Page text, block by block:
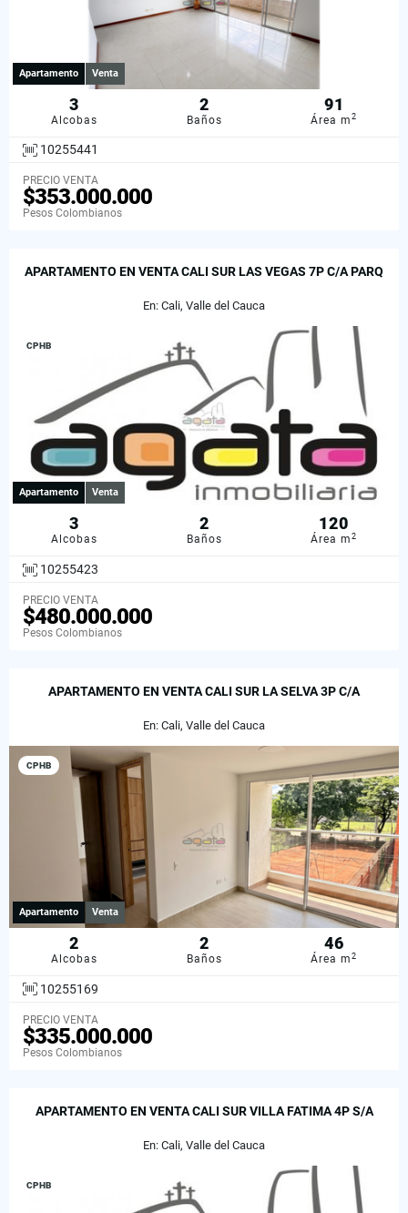
Apartamento Venta
3
Alcobas
2
Baños
91
Área m2
10255441
PRECIO VENTA
$353.000.000
Pesos Colombianos
APARTAMENTO EN VENTA CALI SUR LAS VEGAS 7P C/A PARQ
En: Cali, Valle del Cauca
CPHB
Apartamento Venta
3
Alcobas
2
Baños
120
Área m2
10255423
PRECIO VENTA
$480.000.000
Pesos Colombianos
APARTAMENTO EN VENTA CALI SUR LA SELVA 3P C/A
En: Cali, Valle del Cauca
CPHB
Apartamento Venta
2
Alcobas
2
Baños
46
Área m2
10255169
PRECIO VENTA
$335.000.000
Pesos Colombianos
APARTAMENTO EN VENTA CALI SUR VILLA FATIMA 4P S/A
En: Cali, Valle del Cauca
CPHB